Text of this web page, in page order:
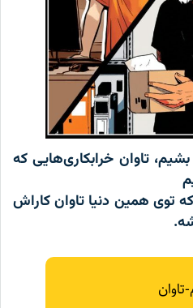
تاوان خرابکاری‌هایی که
همین دنیا تاوان کاراش